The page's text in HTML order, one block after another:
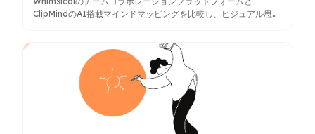
ClipMindのAI搭載マインドマッピングを比較し、ビジュアル思考